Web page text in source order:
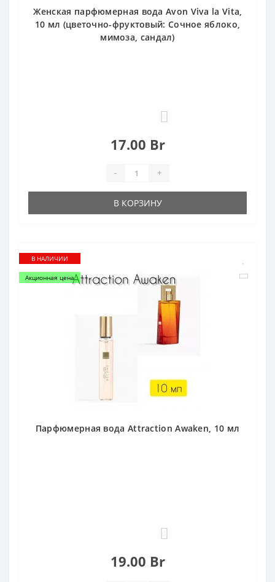
Женская парфюмерная вода Avon Viva la Vita,
10 мл (цветочно-фруктовый: Сочное яблоко,
мимоза, сандал)
17.00 Br
- +
В КОРЗИНУ
В НАЛИЧИИ
Акционная цена
Парфюмерная вода Attraction Awaken, 10 мл
19.00 Br